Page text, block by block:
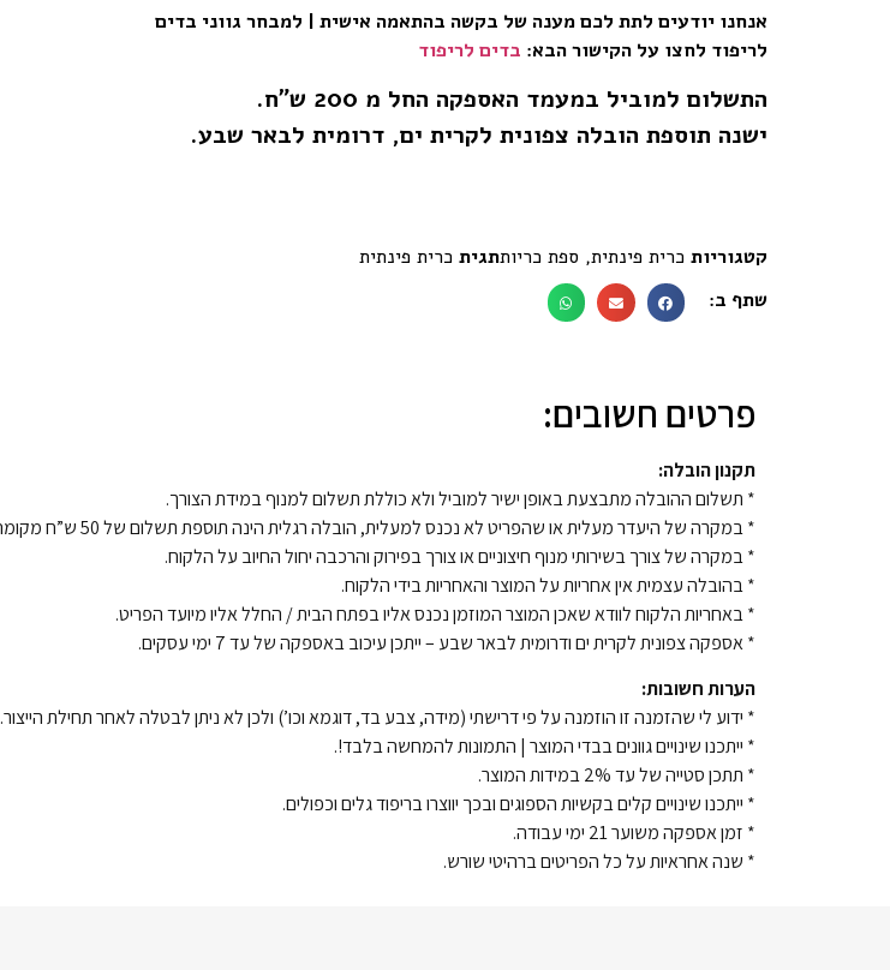
אנחנו יודעים לתת לכם מענה של בקשה בהתאמה אישית | למבחר גווני בדים
לריפוד לחצו על הקישור הבא: בדים לריפוד
התשלום למוביל במעמד האספקה החל מ 200 ש”ח.
ישנה תוספת הובלה צפונית לקרית ים, דרומית לבאר שבע.
קטגוריות כרית פינתית, ספת כריותתגית כרית פינתית
שתף ב:
פרטים חשובים:
תקנון הובלה:
* תשלום ההובלה מתבצעת באופן ישיר למוביל ולא כוללת תשלום למנוף במידת הצורך.
* במקרה של היעדר מעלית או שהפריט לא נכנס למעלית, הובלה רגלית הינה תוספת תשלום של 50 ש”ח מקומה שלישית ומעלה לכל פריט.
* במקרה של צורך בשירותי מנוף חיצוניים או צורך בפירוק והרכבה יחול החיוב על הלקוח.
* בהובלה עצמית אין אחריות על המוצר והאחריות בידי הלקוח.
* באחריות הלקוח לוודא שאכן המוצר המוזמן נכנס אליו בפתח הבית / החלל אליו מיועד הפריט.
* אספקה צפונית לקרית ים ודרומית לבאר שבע – ייתכן עיכוב באספקה של עד 7 ימי עסקים.
הערות חשובות:
* ידוע לי שהזמנה זו הוזמנה על פי דרישתי (מידה, צבע בד, דוגמא וכו’) ולכן לא ניתן לבטלה לאחר תחילת הייצור.
* ייתכנו שינויים גוונים בבדי המוצר | התמונות להמחשה בלבד!.
* תתכן סטייה של עד 2% במידות המוצר.
* ייתכנו שינויים קלים בקשיות הספוגים ובכך יווצרו בריפוד גלים וכפולים.
* זמן אספקה משוער 21 ימי עבודה.
* שנה אחראיות על כל הפריטים ברהיטי שורש.